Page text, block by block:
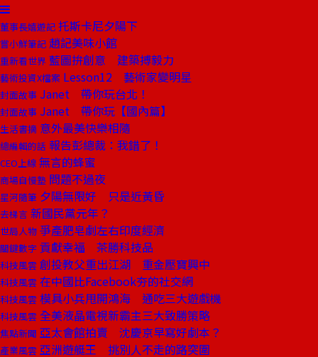
董事長嬉遊記 托斯卡尼夕陽下
嘗小鮮筆記 趙記美味小館
重新看世界 藍圖拚創意 建築搏毅力
藝術投資X檔案 Lesson12 藝術家變明星
封面故事 Janet 帶你玩台北！
封面故事 Janet 帶你玩【國內篇】
生活書摘 意外最美快樂相隨
總編輯的話 報告彭總裁：我錯了！
CEO上線 無言的蜂蜜
商場自慢塾 問題不過夜
星河隨筆 夕陽無限好 只是近黃昏
去梯言 新國民黨元年？
世局人物 爭產肥皂劇左右印度經濟
關鍵數字 貢獻幸福 茶勝科技品
科技風雲 創投教父重出江湖 重金壓寶興中
科技風雲 在中國比Facebook夯的社交網
科技風雲 模具小兵甩開鴻海 通吃三大遊戲機
科技風雲 全美液晶電視新霸主三大致勝策略
焦點新聞 亞太會館拍賣 沈慶京早寫好劇本？
產業風雲 亞洲遊艇王 挑別人不走的路突圍